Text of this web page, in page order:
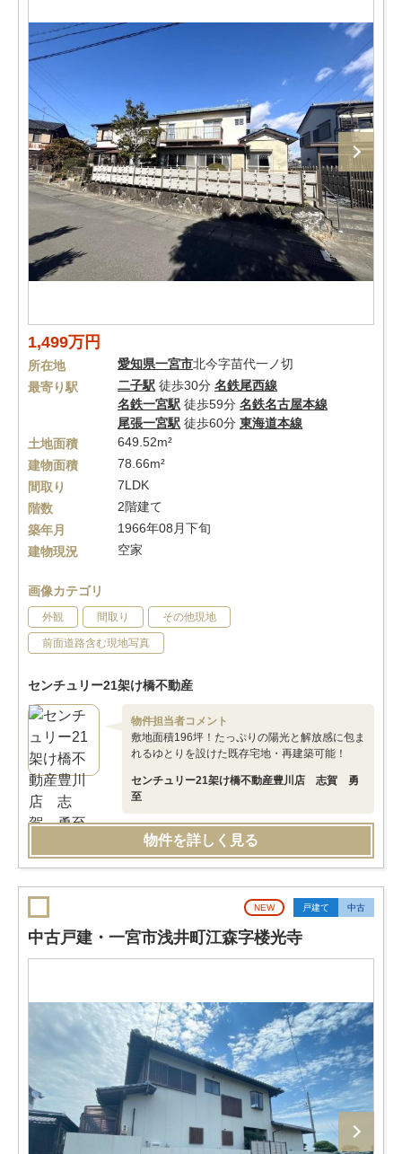
1,499万円
所在地 愛知県一宮市北今字苗代一ノ切
最寄り駅
二子駅 徒歩30分 名鉄尾西線
名鉄一宮駅 徒歩59分 名鉄名古屋本線
尾張一宮駅 徒歩60分 東海道本線
土地面積
649.52m²
建物面積
78.66m²
間取り
7LDK
階数
2階建て
築年月
1966年08月下旬
建物現況
空家
画像カテゴリ
外観 間取り その他現地
前面道路含む現地写真
センチュリー21架け橋不動産
物件担当者コメント
敷地面積196坪！たっぷりの陽光と解放感に包ま
れるゆとりを設けた既存宅地・再建築可能！
センチュリー21架け橋不動産豊川店 志賀 勇
至
物件を詳しく見る
NEW 戸建て 中古
中古戸建・一宮市浅井町江森字楼光寺